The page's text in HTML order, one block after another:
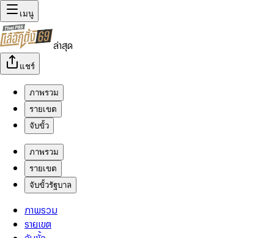
เมนู
ล่าสุด
แชร์
ภาพรวม
รายเขต
จับขั้ว
ภาพรวม
รายเขต
จับขั้วรัฐบาล
ภาพรวม
รายเขต